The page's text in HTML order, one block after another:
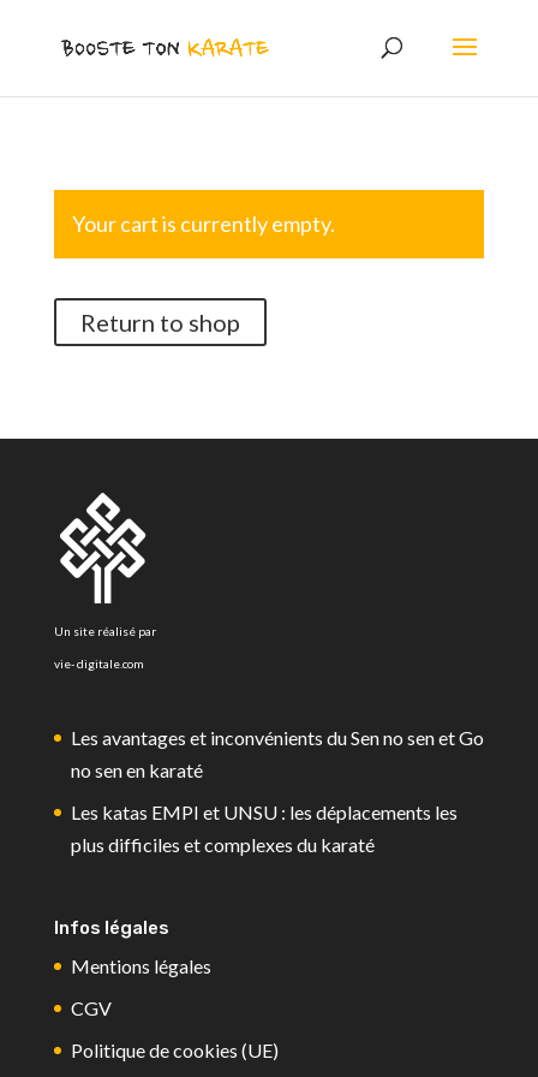
Your cart is currently empty.
Return to shop
Un site réalisé par
vie- digitale.com
Les avantages et inconvénients du Sen no sen et Go
no sen en karaté
Les katas EMPI et UNSU : les déplacements les
plus difficiles et complexes du karaté
Infos légales
Mentions légales
CGV
Politique de cookies (UE)